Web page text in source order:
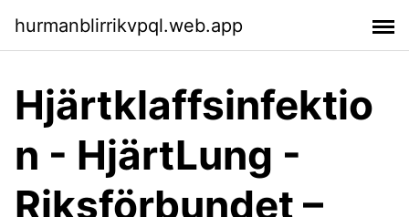
hurmanblirrikvpql.web.app
Hjärtklaffsinfektio
n - HjärtLung -
Riksförbundet –